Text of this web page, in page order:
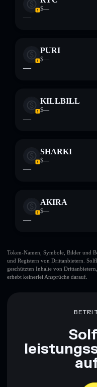
$—
—
PURI
$—
—
KILLBILL
$—
—
SHARKI
$—
—
AKIRA
$—
—
Token-Namen, Symbole, Bilder und
und Registern von Drittanbietern.
geschützten Inhalte von
erhebt keinerlei Ansprüche darauf.